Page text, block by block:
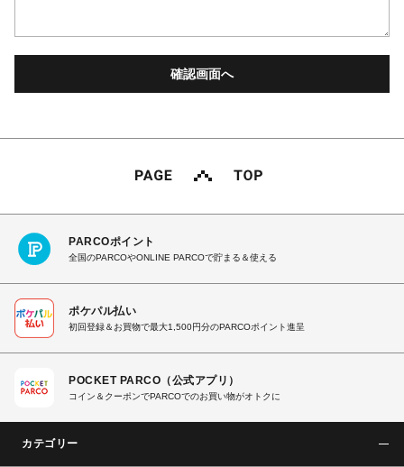
PARCOポイント
全国のPARCOやONLINE PARCOで貯まる＆使える
ポケパル払い
初回登録＆お買物で最大1,500円分のPARCOポイント進呈
POCKET PARCO（公式アプリ）
コイン＆クーポンでPARCOでのお買い物がオトクに
カテゴリー